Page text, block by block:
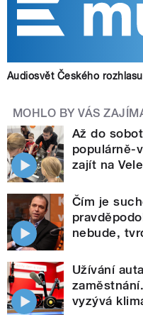
Audiosvět Českého
MOHLO BY VÁS
Až do
populárně-
zajít na
Čím je
nebude,
Užívání
vyzývá